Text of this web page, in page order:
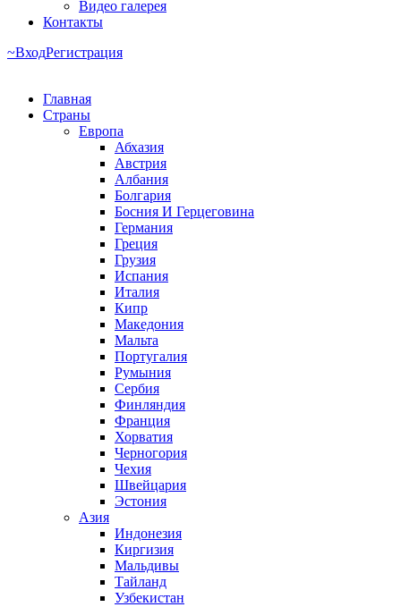
Видео галерея
Контакты
ВходРегистрация
Главная
Страны
Европа
Абхазия
Австрия
Албания
Болгария
Босния И Герцеговина
Германия
Греция
Грузия
Испания
Италия
Кипр
Македония
Мальта
Португалия
Румыния
Сербия
Финляндия
Франция
Хорватия
Черногория
Чехия
Швейцария
Эстония
Азия
Индонезия
Киргизия
Мальдивы
Тайланд
Узбекистан